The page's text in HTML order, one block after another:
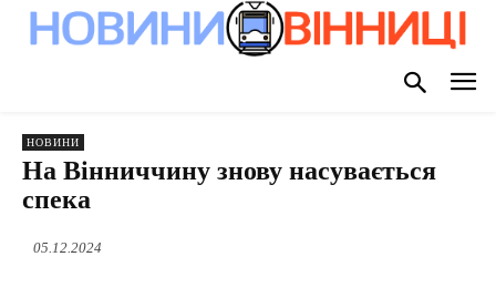
НОВИНИ
На Вінниччину знову насувається
спека
05.12.2024